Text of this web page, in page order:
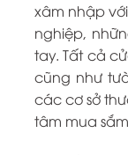
xâm nhập
nghiệp,
tay. Tất cả
cũng như
các cơ sở
tâm mua